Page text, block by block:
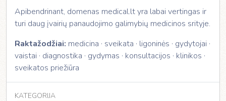
Apibendrinant, domenas medical.lt yra labai vertingas ir
turi daug įvairių panaudojimo galimybių medicinos srityje.
Raktažodžiai: medicina · sveikata · ligoninės · gydytojai ·
vaistai · diagnostika · gydymas · konsultacijos · klinikos ·
sveikatos priežiūra
KATEGORIJA